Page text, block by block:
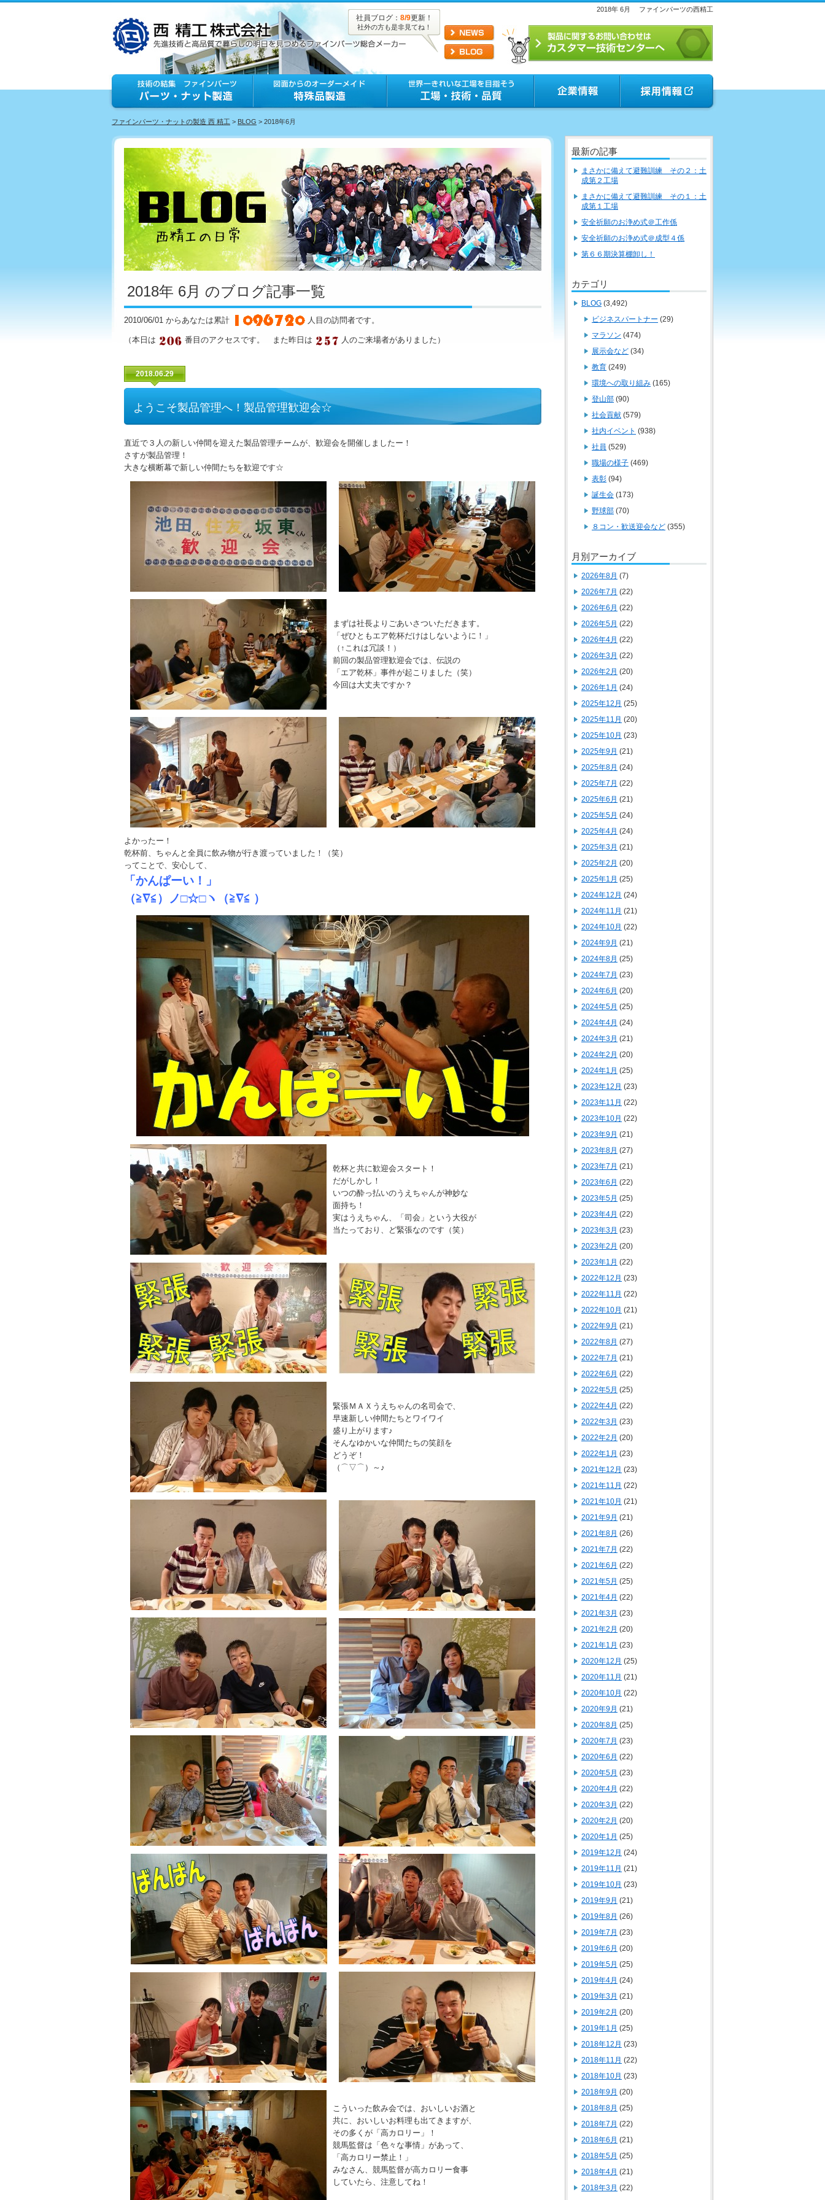
2018年 6月 ファインパーツの西精工
社員ブログ： 8/9更新！
社外の方も是非見てね！
ファインパーツ・ナットの製造 西 精工 > BLOG > 2018年6月
2018年 6月 のブログ記事一覧
2010/06/01 からあなたは累計 人目の訪問者です。
（本日は 番目のアクセスです。 また昨日は 人のご来場者がありました）
2018.06.29
ようこそ製品管理へ！製品管理歓迎会☆
直近で３人の新しい仲間を迎えた製品管理チームが、歓迎会を開催しましたー！
さすが製品管理！
大きな横断幕で新しい仲間たちを歓迎です☆
まずは社長よりごあいさついただきます。
「ぜひともエア乾杯だけはしないように！」
（↑これは冗談！）
前回の製品管理歓迎会では、伝説の
「エア乾杯」事件が起こりました（笑）
今回は大丈夫ですか？
よかったー！
乾杯前、ちゃんと全員に飲み物が行き渡っていました！（笑）
ってことで、安心して、
「かんぱーい！」
（≧∇≦）ノ□☆□ヽ（≧∇≦ ）
乾杯と共に歓迎会スタート！
だがしかし！
いつの酔っ払いのうえちゃんが神妙な
面持ち！
実はうえちゃん、「司会」という大役が
当たっており、ど緊張なのです（笑）
緊張ＭＡＸうえちゃんの名司会で、
早速新しい仲間たちとワイワイ
盛り上がります♪
そんなゆかいな仲間たちの笑顔を
どうぞ！
（⌒▽⌒）～♪
こういった飲み会では、おいしいお酒と
共に、おいしいお料理も出てきますが、
その多くが「高カロリー」！
競馬監督は「色々な事情」があって、
「高カロリー禁止！」
みなさん、競馬監督が高カロリー食事
していたら、注意してね！
最新の記事
まさかに備えて避難訓練 その２：土
成第２工場
まさかに備えて避難訓練 その１：土
成第１工場
安全祈願のお浄め式＠工作係
安全祈願のお浄め式＠成型４係
第６６期決算棚卸し！
カテゴリ
BLOG (3,492)
ビジネスパートナー (29)
マラソン (474)
展示会など (34)
教育 (249)
環境への取り組み (165)
登山部 (90)
社会貢献 (579)
社内イベント (938)
社員 (529)
職場の様子 (469)
表彰 (94)
誕生会 (173)
野球部 (70)
８コン・歓送迎会など (355)
月別アーカイブ
2026年8月 (7)
2026年7月 (22)
2026年6月 (22)
2026年5月 (22)
2026年4月 (22)
2026年3月 (22)
2026年2月 (20)
2026年1月 (24)
2025年12月 (25)
2025年11月 (20)
2025年10月 (23)
2025年9月 (21)
2025年8月 (24)
2025年7月 (22)
2025年6月 (21)
2025年5月 (24)
2025年4月 (24)
2025年3月 (21)
2025年2月 (20)
2025年1月 (25)
2024年12月 (24)
2024年11月 (21)
2024年10月 (22)
2024年9月 (21)
2024年8月 (25)
2024年7月 (23)
2024年6月 (20)
2024年5月 (25)
2024年4月 (24)
2024年3月 (21)
2024年2月 (20)
2024年1月 (25)
2023年12月 (23)
2023年11月 (22)
2023年10月 (22)
2023年9月 (21)
2023年8月 (27)
2023年7月 (21)
2023年6月 (22)
2023年5月 (25)
2023年4月 (22)
2023年3月 (23)
2023年2月 (20)
2023年1月 (22)
2022年12月 (23)
2022年11月 (22)
2022年10月 (21)
2022年9月 (21)
2022年8月 (27)
2022年7月 (21)
2022年6月 (22)
2022年5月 (25)
2022年4月 (22)
2022年3月 (23)
2022年2月 (20)
2022年1月 (23)
2021年12月 (23)
2021年11月 (22)
2021年10月 (21)
2021年9月 (21)
2021年8月 (26)
2021年7月 (22)
2021年6月 (22)
2021年5月 (25)
2021年4月 (22)
2021年3月 (23)
2021年2月 (20)
2021年1月 (23)
2020年12月 (25)
2020年11月 (21)
2020年10月 (22)
2020年9月 (21)
2020年8月 (25)
2020年7月 (23)
2020年6月 (22)
2020年5月 (23)
2020年4月 (22)
2020年3月 (22)
2020年2月 (20)
2020年1月 (25)
2019年12月 (24)
2019年11月 (21)
2019年10月 (23)
2019年9月 (21)
2019年8月 (26)
2019年7月 (23)
2019年6月 (20)
2019年5月 (25)
2019年4月 (24)
2019年3月 (21)
2019年2月 (20)
2019年1月 (25)
2018年12月 (23)
2018年11月 (22)
2018年10月 (23)
2018年9月 (20)
2018年8月 (25)
2018年7月 (22)
2018年6月 (21)
2018年5月 (25)
2018年4月 (21)
2018年3月 (22)